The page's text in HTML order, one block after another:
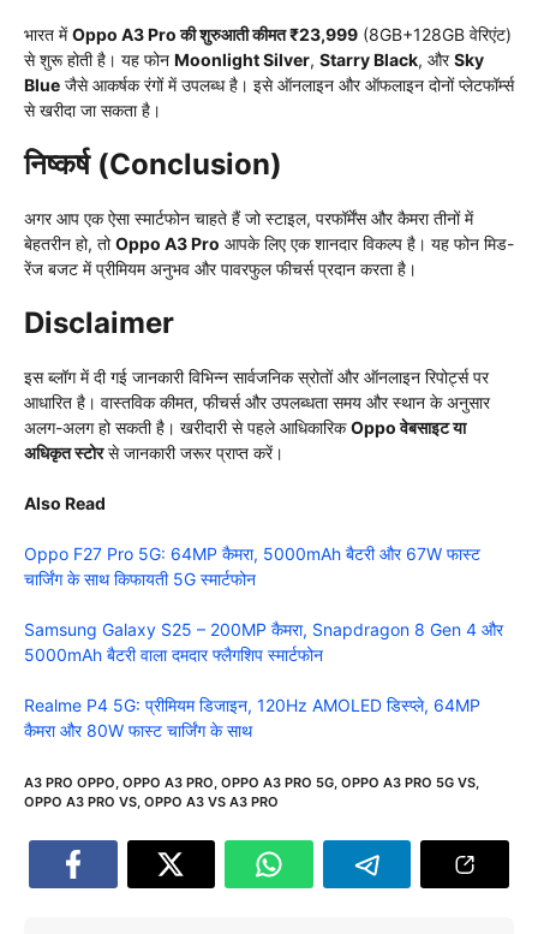
भारत मेंOppo A3 Pro की शुरुआती कीमत ₹23,999 (8GB+128GB वेरिएंट)
से शुरू होती है। यह फोन Moonlight Silver, Starry Black, औरSky
Blue जैसे आकर्षक रंगों में उपलब्ध है। इसे ऑनलाइन और ऑफलाइन दोनों प्लेटफॉर्म्स
से खरीदा जा सकता है।
निष्कर्ष (Conclusion)
अगर आप एक ऐसा स्मार्टफोन चाहते हैं जो स्टाइल, परफॉर्मेंस और कैमरा तीनों में
बेहतरीन हो, तोOppo A3 Pro आपके लिए एक शानदार विकल्प है। यह फोन मिड-
रेंज बजट में प्रीमियम अनुभव और पावरफुल फीचर्स प्रदान करता है।
Disclaimer
इस ब्लॉग में दी गई जानकारी विभिन्न सार्वजनिक स्रोतों और ऑनलाइन रिपोर्ट्स पर
आधारित है। वास्तविक कीमत, फीचर्स और उपलब्धता समय और स्थान के अनुसार
अलग-अलग हो सकती है। खरीदारी से पहले आधिकारिकOppo वेबसाइट या
अधिकृत स्टोरसे जानकारी जरूर प्राप्त करें।
Also Read
Oppo F27 Pro 5G: 64MP कैमरा, 5000mAh बैटरी और 67W फास्ट
चार्जिंग के साथ किफायती 5G स्मार्टफोन
Samsung Galaxy S25 – 200MP कैमरा, Snapdragon 8 Gen 4 और
5000mAh बैटरी वाला दमदार फ्लैगशिप स्मार्टफोन
Realme P4 5G: प्रीमियम डिजाइन, 120Hz AMOLED डिस्प्ले, 64MP
कैमरा और 80W फास्ट चार्जिंग के साथ
A3 PRO OPPO, OPPO A3 PRO, OPPO A3 PRO 5G, OPPO A3 PRO 5G VS,
OPPO A3 PRO VS, OPPO A3 VS A3 PRO